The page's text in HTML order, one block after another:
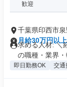
歓迎
千葉県印西市泉
月給30万円以上
求める人材: ＼
の職種・業界・
即日勤務OK 交通